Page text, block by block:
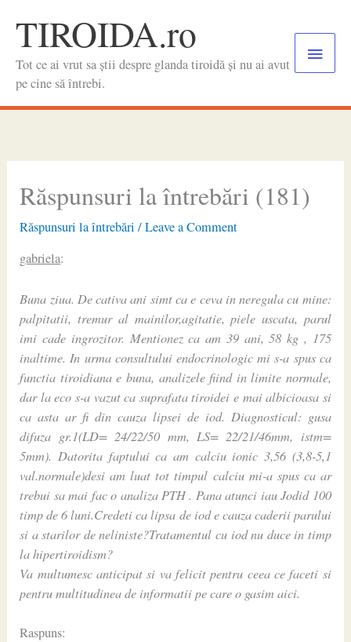
contentTIROIDA.ro
Tot ce ai vrut sa știi despre glanda tiroidă și nu ai avut
pe cine să întrebi.
Main
Răspunsuri la întrebări (181)
Răspunsuri la întrebări /Leave a Comment
gabriela:
Buna ziua. De cativa ani simt ca e ceva in neregula cu mine:
palpitatii, tremur al mainilor,agitatie, piele uscata, parul
imi cade ingrozitor. Mentionez ca am 39 ani, 58 kg , 175
inaltime. In urma consultului endocrinologic mi s-a spus ca
functia tiroidiana e buna, analizele fiind in limite normale,
dar la eco s-a vazut ca suprafata tiroidei e mai albicioasa si
ca asta ar fi din cauza lipsei de iod. Diagnosticul: gusa
difuza gr.1(LD= 24/22/50 mm, LS= 22/21/46mm, istm=
5mm). Datorita faptului ca am calciu ionic 3,56 (3,8-5,1
val.normale)desi am luat tot timpul calciu mi-a spus ca ar
trebui sa mai fac o analiza PTH . Pana atunci iau Jodid 100
timp de 6 luni.Credeti ca lipsa de iod e cauza caderii parului
si a starilor de neliniste?Tratamentul cu iod nu duce in timp
la hipertiroidism?
Va multumesc anticipat si va felicit pentru ceea ce faceti si
pentru multitudinea de informatii pe care o gasim aici.
Raspuns: